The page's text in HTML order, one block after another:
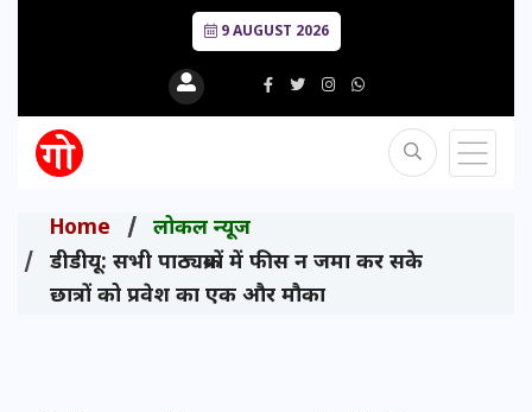
9 AUGUST 2026
Home
लोकल न्यूज
डीडीयू: सभी पाठ्यक्रमों में फीस न जमा कर सके
छात्रों को प्रवेश का एक और मौका